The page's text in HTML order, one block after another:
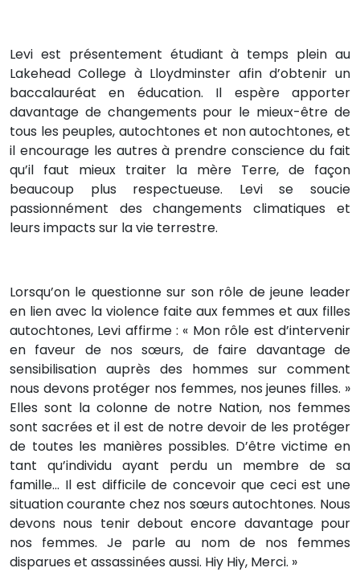
Levi est présentement étudiant à temps plein au
Lakehead College à Lloydminster afin d’obtenir un
baccalauréat en éducation. Il espère apporter
davantage de changements pour le mieux-être de
tous les peuples, autochtones et non autochtones, et
il encourage les autres à prendre conscience du fait
qu’il faut mieux traiter la mère Terre, de façon
beaucoup plus respectueuse. Levi se soucie
passionnément des changements climatiques et
leurs impacts sur la vie terrestre.
Lorsqu’on le questionne sur son rôle de jeune leader
en lien avec la violence faite aux femmes et aux filles
autochtones, Levi affirme : « Mon rôle est d’intervenir
en faveur de nos sœurs, de faire davantage de
sensibilisation auprès des hommes sur comment
nous devons protéger nos femmes, nos jeunes filles. »
Elles sont la colonne de notre Nation, nos femmes
sont sacrées et il est de notre devoir de les protéger
de toutes les manières possibles. D’être victime en
tant qu’individu ayant perdu un membre de sa
famille... Il est difficile de concevoir que ceci est une
situation courante chez nos sœurs autochtones. Nous
devons nous tenir debout encore davantage pour
nos femmes. Je parle au nom de nos femmes
disparues et assassinées aussi. Hiy Hiy, Merci. »